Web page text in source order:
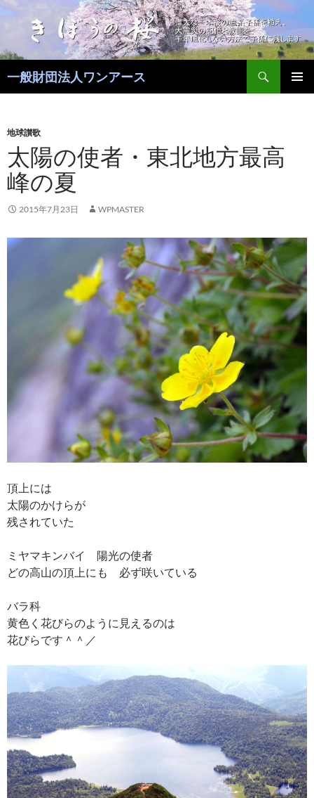
コ
ン
ツ
へ
キ
一般財団法人ワンアース
地球讃歌
太陽の使者・東北地方最高
峰の夏
2015年7月23日 WPMASTER
頂上には
太陽のかけらが
残されていた
ミヤマキンバイ 陽光の使者
どの高山の頂上にも 必ず咲いている
バラ科
黄色く花びらのように見えるのは
花びらです＾＾／